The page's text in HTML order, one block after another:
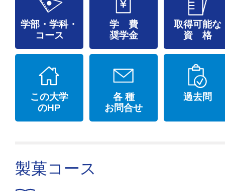
学部・学科・
コース
学 費
奨学金
取得可能な
資 格
この大学
のHP
各 種
お問合せ
過去問
製菓コース